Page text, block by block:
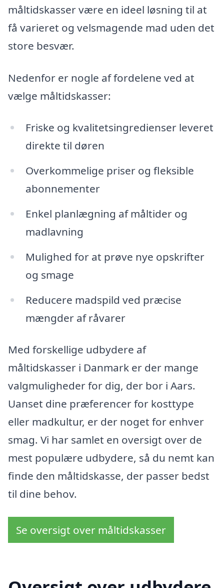
måltidskasser være en ideel løsning til at
få varieret og velsmagende mad uden det
store besvær.
Nedenfor er nogle af fordelene ved at
vælge måltidskasser:
Friske og kvalitetsingredienser leveret
direkte til døren
Overkommelige priser og fleksible
abonnementer
Enkel planlægning af måltider og
madlavning
Mulighed for at prøve nye opskrifter
og smage
Reducere madspild ved præcise
mængder af råvarer
Med forskellige udbydere af
måltidskasser i Danmark er der mange
valgmuligheder for dig, der bor i Aars.
Uanset dine præferencer for kosttype
eller madkultur, er der noget for enhver
smag. Vi har samlet en oversigt over de
mest populære udbydere, så du nemt kan
finde den måltidskasse, der passer bedst
til dine behov.
Se oversigt over måltidskasser